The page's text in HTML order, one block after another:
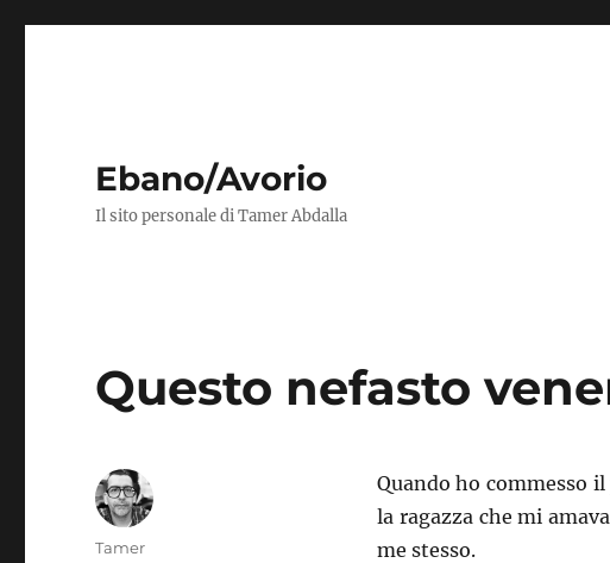
Ebano/Avorio
Il sito personale di Tamer Abdalla
Questo nefasto
Quando ho commesso
la ragazza che mi
me stesso.
Autore
Tamer